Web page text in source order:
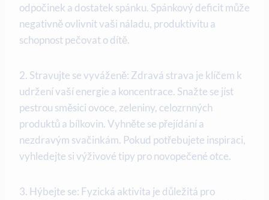
odpočinek a dostatek spánku. Spánkový deficit⁢ může
negativně⁢ ovlivnit vaši ‌náladu, produktivitu a
schopnost pečovat o dítě.
2. Stravujte‍ se vyváženě:⁣ Zdravá strava je klíčem k
udržení vaší energie a koncentrace.⁤ Snažte se jíst
pestrou⁢ směsici⁢ ovoce, zeleniny, celozrnných
produktů a bílkovin. Vyhněte se přejídání a
nezdravým⁢ svačinkám. Pokud potřebujete inspiraci,
vyhledejte si výživové ⁣tipy pro novopečené otce.
3. Hýbejte​ se: Fyzická aktivita je důležitá ‌pro